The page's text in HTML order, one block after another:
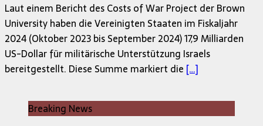
Laut einem Bericht des Costs of War Project der Brown
University haben die Vereinigten Staaten im Fiskaljahr
2024 (Oktober 2023 bis September 2024) 17,9 Milliarden
US-Dollar für militärische Unterstützung Israels
bereitgestellt. Diese Summe markiert die […]
Breaking News